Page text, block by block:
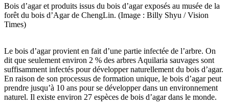
Bois d’agar et produits issus du bois d’agar exposés au musée de la
forêt du bois d’Agar de ChengLin. (Image : Billy Shyu / Vision
Times)
Le bois d’agar provient en fait d’une partie infectée de l’arbre. On
dit que seulement environ 2 % des arbres Aquilaria sauvages sont
suffisamment infectés pour développer naturellement du bois d’agar.
En raison de son processus de formation unique, le bois d’agar peut
prendre jusqu’à 10 ans pour se développer dans un environnement
naturel. Il existe environ 27 espèces de bois d’agar dans le monde.